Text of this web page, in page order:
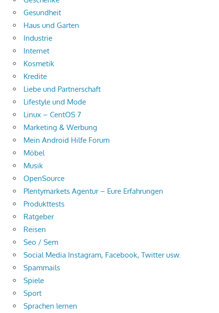
Gesundheit
Haus und Garten
Industrie
Internet
Kosmetik
Kredite
Liebe und Partnerschaft
Lifestyle und Mode
Linux – CentOS 7
Marketing & Werbung
Mein Android Hilfe Forum
Möbel
Musik
OpenSource
Plentymarkets Agentur – Eure Erfahrungen
Produkttests
Ratgeber
Reisen
Seo / Sem
Social Media Instagram, Facebook, Twitter usw.
Spammails
Spiele
Sport
Sprachen lernen